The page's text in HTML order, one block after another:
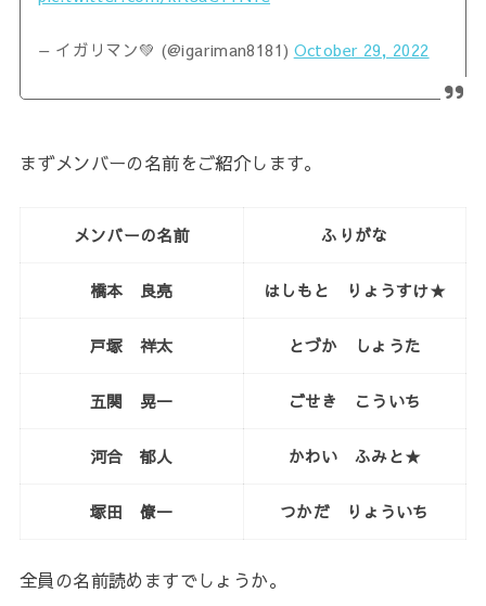
— イガリマン💚 (@igariman8181) October 29, 2022
まずメンバーの名前をご紹介します。
メンバーの名前 ふりがな
橋本 良亮 はしもと りょうすけ★
戸塚 祥太 とづか しょうた
五関 晃一 ごせき こういち
河合 郁人 かわい ふみと★
塚田 僚一 つかだ りょういち
全員の名前読めますでしょうか。